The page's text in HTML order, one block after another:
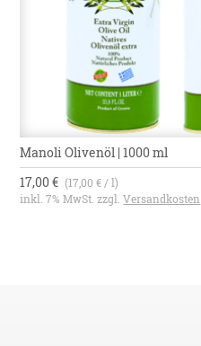
Manoli Olivenöl | 1000 ml
17,00 € (17,00 € / l)
inkl. 7% MwSt. zzgl.Versandkosten